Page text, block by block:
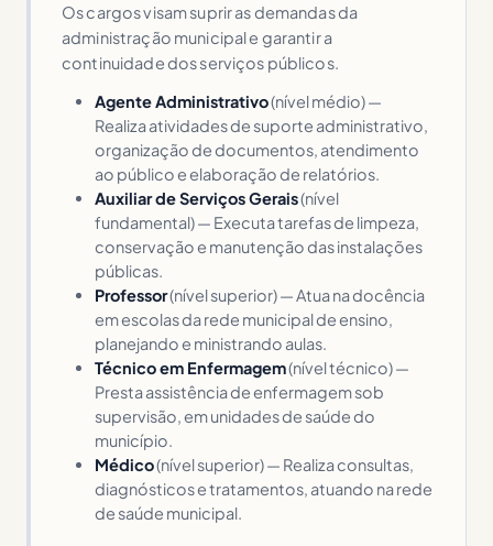
Os cargos visam suprir as demandas da
administração municipal e garantir a
continuidade dos serviços públicos.
Agente Administrativo(nível médio) —
Realiza atividades de suporte administrativo,
organização de documentos, atendimento
ao público e elaboração de relatórios.
Auxiliar de Serviços Gerais(nível
fundamental) — Executa tarefas de limpeza,
conservação e manutenção das instalações
públicas.
Professor(nível superior) — Atua na docência
em escolas da rede municipal de ensino,
planejando e ministrando aulas.
Técnico em Enfermagem(nível técnico) —
Presta assistência de enfermagem sob
supervisão, em unidades de saúde do
município.
Médico(nível superior) — Realiza consultas,
diagnósticos e tratamentos, atuando na rede
de saúde municipal.